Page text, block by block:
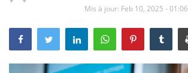
Témoignage
Mis à jour: Feb 10, 2025 - 01:06